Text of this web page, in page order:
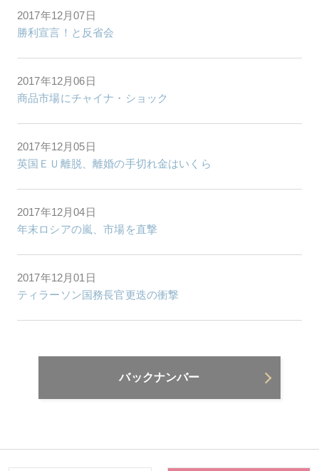
2017年12月07日
勝利宣言！と反省会
2017年12月06日
商品市場にチャイナ・ショック
2017年12月05日
英国ＥＵ離脱、離婚の手切れ金はいくら
2017年12月04日
年末ロシアの嵐、市場を直撃
2017年12月01日
ティラーソン国務長官更迭の衝撃
バックナンバー